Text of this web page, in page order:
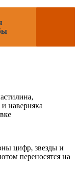
наверняка
цифр, звезды и
переносятся на